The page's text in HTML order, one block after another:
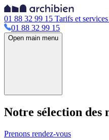
01 88 32 99 15 Tarifs et services
01 88 32 99 15
Open main menu
Notre sélection des
Prenons rendez-vous